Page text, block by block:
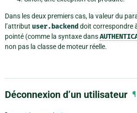
Dans les deux premiers cas, la valeur du
l’attribut user.backend doit correspondre
pointé (comme la syntaxe dans
non pas la classe de moteur réelle.
Déconnexion d’un utilisateur ¶